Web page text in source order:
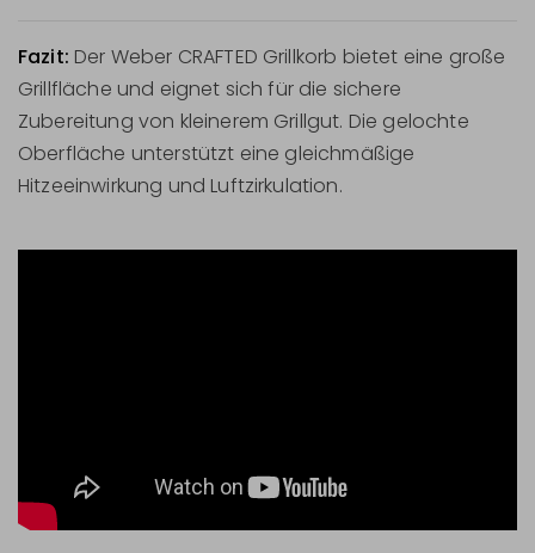
Fazit: Der Weber CRAFTED Grillkorb bietet eine große
Grillfläche und eignet sich für die sichere
Zubereitung von kleinerem Grillgut. Die gelochte
Oberfläche unterstützt eine gleichmäßige
Hitzeeinwirkung und Luftzirkulation.